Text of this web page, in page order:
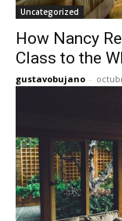
Uncategorized
How Nancy
Class to the
gustavobujano -